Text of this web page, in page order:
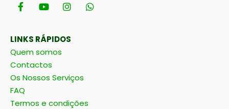
LINKS RÁPIDOS
Quem somos
Contactos
Os Nossos Serviços
FAQ
Termos e condições